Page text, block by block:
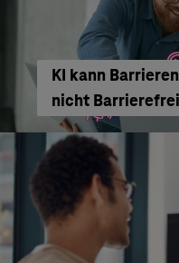
KI kann
nicht